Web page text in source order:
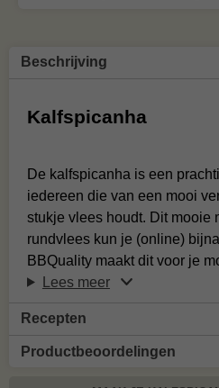
Beschrijving
Kalfspicanha
De kalfspicanha is een
iedereen die van een mooi
stukje vlees houdt. Dit mooie
rundvlees kun je (online)
BBQuality maakt dit voor je
Lees meer
Recepten
Productbeoordelingen